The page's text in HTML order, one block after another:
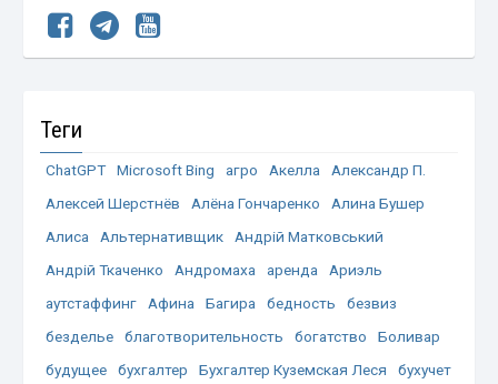
Теги
ChatGPT Microsoft Bing агро Акелла
Александр П.
Алексей Шерстнёв
Алёна Гончаренко
Алина Бушер
Алиса
Альтернативщик
Андрій Матковський
Андрій Ткаченко
Андромаха аренда
Ариэль
аутстаффинг
Афина Багира бедность
безвиз
безделье
благотворительность богатство
Боливар
будущее
бухгалтер Бухгалтер Куземская Леся
бухучет